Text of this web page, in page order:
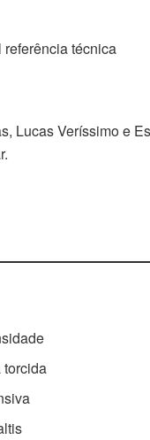
técnica
Lucas Veríssimo e
torcida